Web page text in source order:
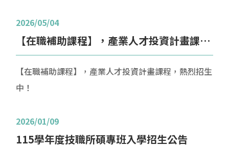
2026/05/04
【在職補助課程】，產業人才投資計畫課程，熱烈招生中！
【在職補助課程】，產業人才投資計畫課程，熱烈招生
中！
2026/01/09
115學年度技職所碩專班入學招生公告